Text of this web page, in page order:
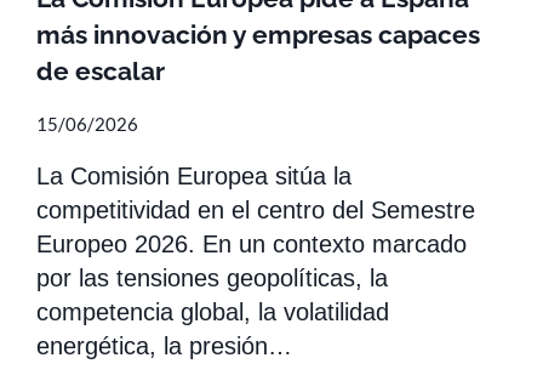
más innovación y empresas capaces
de escalar
15/06/2026
La Comisión Europea sitúa la
competitividad en el centro del Semestre
Europeo 2026. En un contexto marcado
por las tensiones geopolíticas, la
competencia global, la volatilidad
energética, la presión…